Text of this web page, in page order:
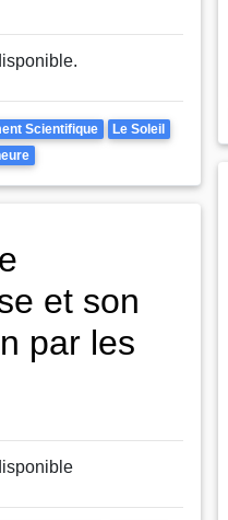
Scientifique Le Soleil
et son
par les